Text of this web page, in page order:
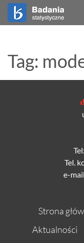
Tag:
Tel.
e-
Strona
Aktualności